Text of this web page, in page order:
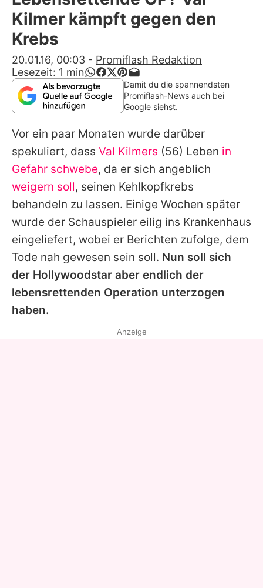
Alle Themen auf Promiflash
Jobs
App runterladen
Team
Redaktionelle Richtlinien
Impressum
Datenschutzerklärung
Nutzungsbedingungen
Utiq verwalten
Kilmer kämpft gegen den
Krebs
20.01.16, 00:03 - Promiflash Redaktion
Lesezeit: 1 min
Damit du die spannendsten
Promiflash-News auch bei
Google siehst.
Vor ein paar Monaten wurde darüber
spekuliert, dass Val Kilmers (56) Leben in
Gefahr schwebe, da er sich angeblich
weigern soll, seinen Kehlkopfkrebs
behandeln zu lassen. Einige Wochen später
wurde der Schauspieler eilig ins Krankenhaus
eingeliefert, wobei er Berichten zufolge, dem
Tode nah gewesen sein soll. Nun soll sich
der Hollywoodstar aber endlich der
lebensrettenden Operation unterzogen
haben.
Anzeige